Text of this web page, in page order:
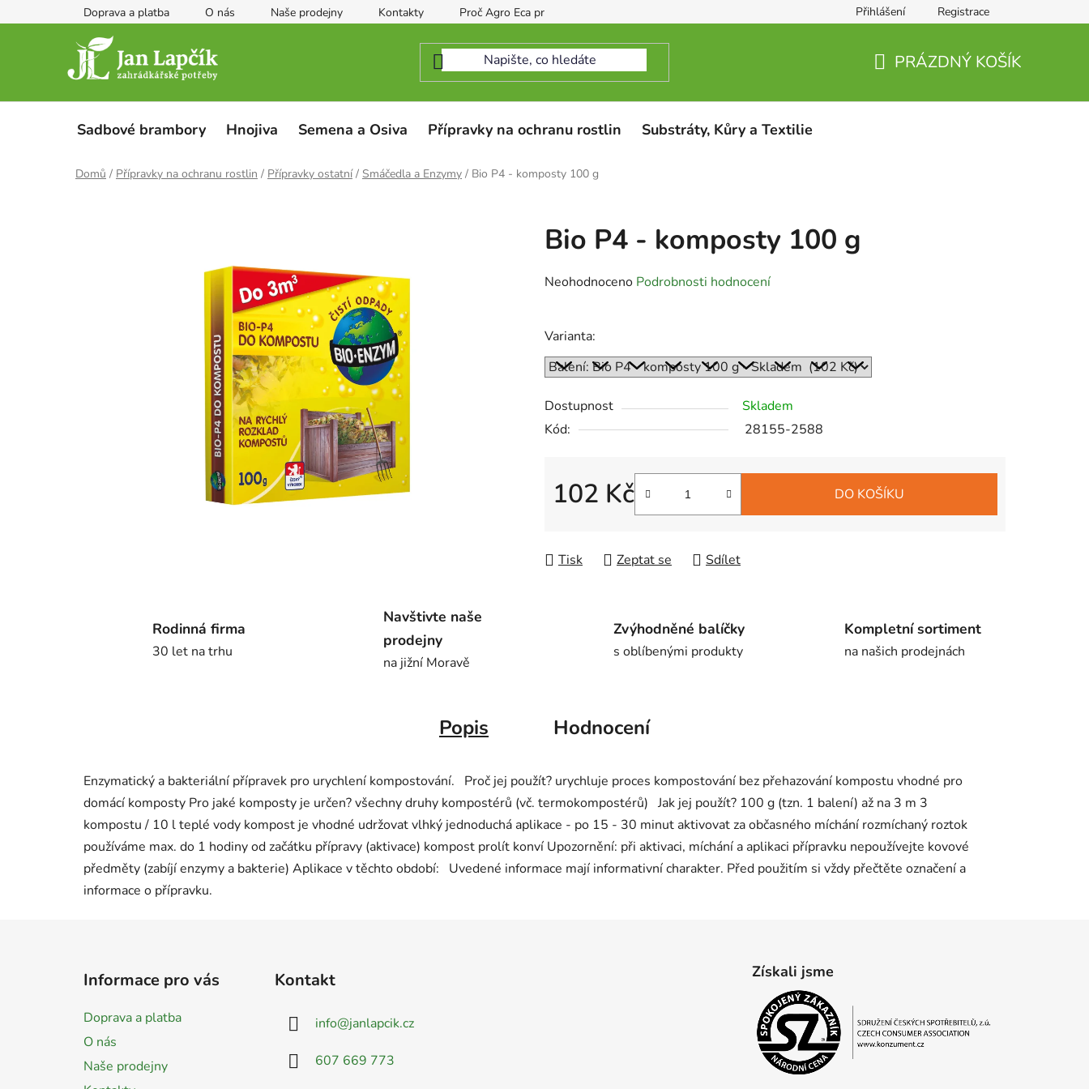
na
Doprava a platba O nás Naše prodejny Kontakty Proč Agro Eca protect Přihlášení Registrace
PRÁZDNÝ KOŠÍK
Sadbové brambory Hnojiva Semena a Osiva Přípravky na ochranu rostlin Substráty, Kůry a Textilie
Domů / Přípravky na ochranu rostlin / Přípravky ostatní / Smáčedla a Enzymy / Bio P4 - komposty 100 g
Bio P4 - komposty 100 g
Průměrné
0,0
5
hvězdiček.
Neohodnoceno Podrobnosti hodnocení
Varianta:
Dostupnost
Skladem
Kód:
28155-2588
102 Kč DO KOŠÍKU
Tisk Zeptat se Sdílet
Rodinná firma
30 let na trhu
Navštivte naše
prodejny
na jižní Moravě
Zvýhodněné balíčky
s oblíbenými produkty
Kompletní sortiment
na našich prodejnách
Popis Hodnocení
Enzymatický a bakteriální přípravek pro urychlení kompostování. Proč jej použít? urychluje proces kompostování bez přehazování kompostu vhodné pro
domácí komposty Pro jaké komposty je určen? všechny druhy kompostérů (vč. termokompostérů) Jak jej použít? 100 g (tzn. 1 balení) až na 3 m 3
kompostu / 10 l teplé vody kompost je vhodné udržovat vlhký jednoduchá aplikace - po 15 - 30 minut aktivovat za občasného míchání rozmíchaný roztok
používáme max. do 1 hodiny od začátku přípravy (aktivace) kompost prolít konví Upozornění: při aktivaci, míchání a aplikaci přípravku nepoužívejte kovové
předměty (zabíjí enzymy a bakterie) Aplikace v těchto období: Uvedené informace mají informativní charakter. Před použitím si vždy přečtěte označení a
informace o přípravku.
Informace pro vás
Doprava a platba
O nás
Naše prodejny
Kontakt
info@janlapcik.cz
607 669 773
Získali jsme